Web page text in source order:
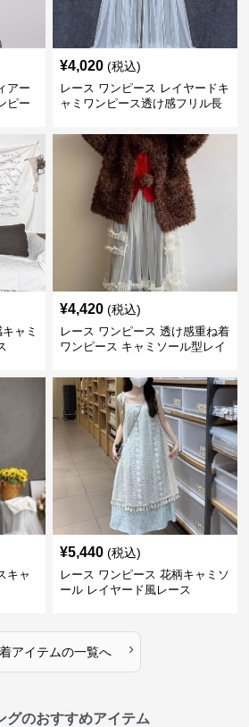
アー
ピー
¥4,020 (税込)
レース ワンピース レイヤードキ
ャミワンピース透け感フリル長
ャミ
¥4,420 (税込)
レース ワンピース 透け感重ね着
ワンピース キャミソール型レイ
キャ
¥5,440 (税込)
レース ワンピース 花柄キャミソ
ール レイヤード風レース
アイテムの一覧へ ›
グのおすすめアイテム